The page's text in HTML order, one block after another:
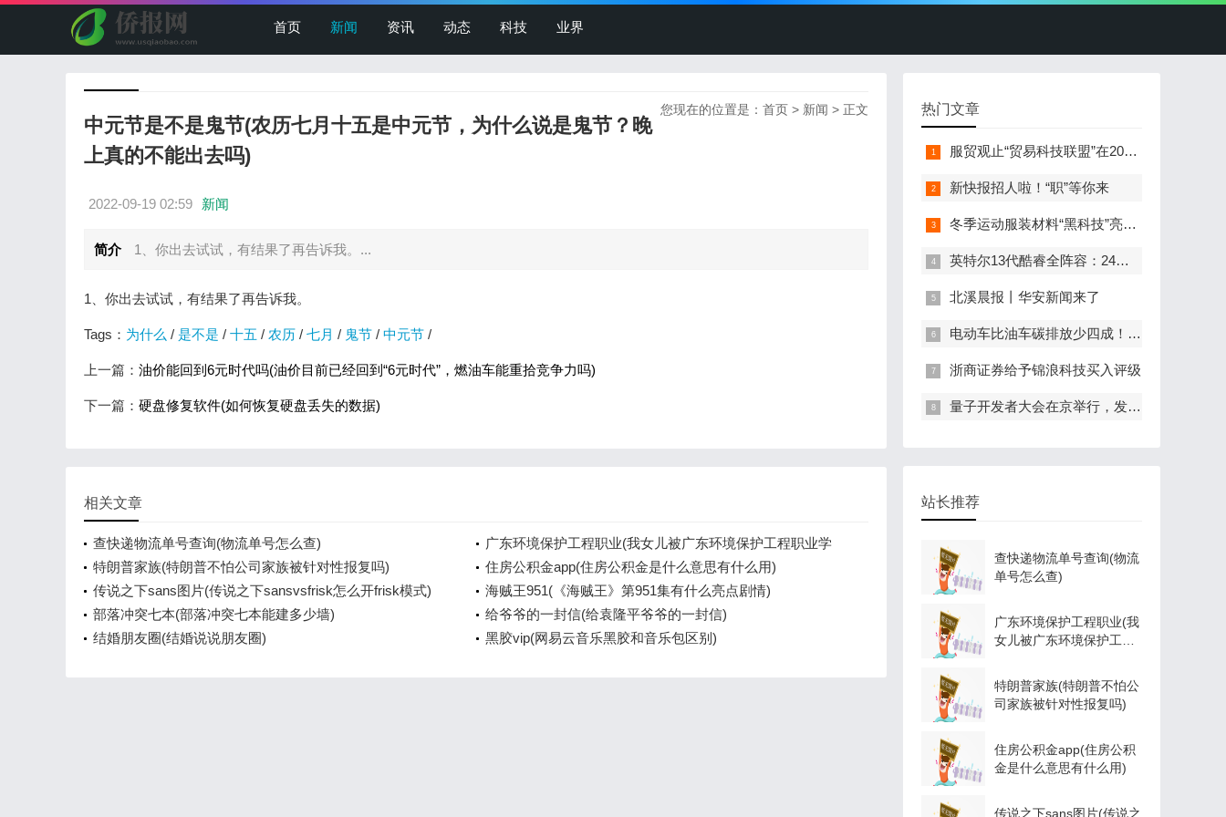
首页 新闻 资讯 动态 科技 业界
您现在的位置是： 首页 > 新闻 > 正文
中元节是不是鬼节(农历七月十五是中元节，为什么说是鬼节？晚
上真的不能出去吗)
2022-09-19 02:59 新闻
简介 1、你出去试试，有结果了再告诉我。...
1、你出去试试，有结果了再告诉我。
Tags： 为什么 / 是不是 / 十五 / 农历 / 七月 / 鬼节 / 中元节 /
上一篇： 油价能回到6元时代吗(油价目前已经回到“6元时代”，燃油车能重拾竞争力吗)
下一篇： 硬盘修复软件(如何恢复硬盘丢失的数据)
相关文章
查快递物流单号查询(物流单号怎么查)
广东环境保护工程职业(我女儿被广东环境保护工程职业学
院资源
特朗普家族(特朗普不怕公司家族被针对性报复吗)
住房公积金app(住房公积金是什么意思有什么用)
传说之下sans图片(传说之下sansvsfrisk怎么开frisk模式)
海贼王951(《海贼王》第951集有什么亮点剧情)
部落冲突七本(部落冲突七本能建多少墙)
给爷爷的一封信(给袁隆平爷爷的一封信)
结婚朋友圈(结婚说说朋友圈)
黑胶vip(网易云音乐黑胶和音乐包区别)
热门文章
服贸观止“贸易科技联盟”在2022服贸会启动
新快报招人啦！“职”等你来
冬季运动服装材料“黑科技”亮相服贸会
英特尔13代酷睿全阵容：24核i9-13900K最高5.8GHz
北溪晨报丨华安新闻来了
电动车比油车碳排放少四成！能链智电助推新能源汽车普及
浙商证券给予锦浪科技买入评级
量子开发者大会在京举行，发布全球首个全平台量子软硬一体解
站长推荐
查快递物流单号查询(物流
单号怎么查)
广东环境保护工程职业(我
女儿被广东环境保护工程
特朗普家族(特朗普不怕公
司家族被针对性报复吗)
住房公积金app(住房公积
金是什么意思有什么用)
传说之下sans图片(传说之